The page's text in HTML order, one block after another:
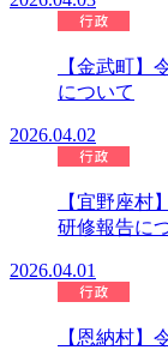
【金武町】
について
2026.04.02
【宜野座村
研修報告に
2026.04.01
【恩納村】